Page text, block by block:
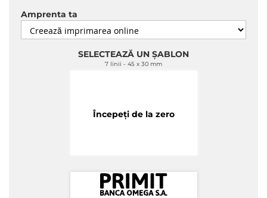
Amprenta ta
SELECTEAZĂ UN ȘABLON
7 linii 45 x 30 mm
Începeți de la zero